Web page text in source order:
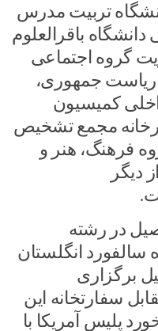
تربیت مدرس
باقرالعلوم
گروه اجتماعی
ریاست جمهوری،
کمیسیون
مجمع تشخیص
فرهنگ، هنر و
دیگر
برای تحصیل در رشته
سالفورد انگلستان
۱۳۵۹ به دلیل برگزاری
سفارتخانه این
پلیس آمریکا با